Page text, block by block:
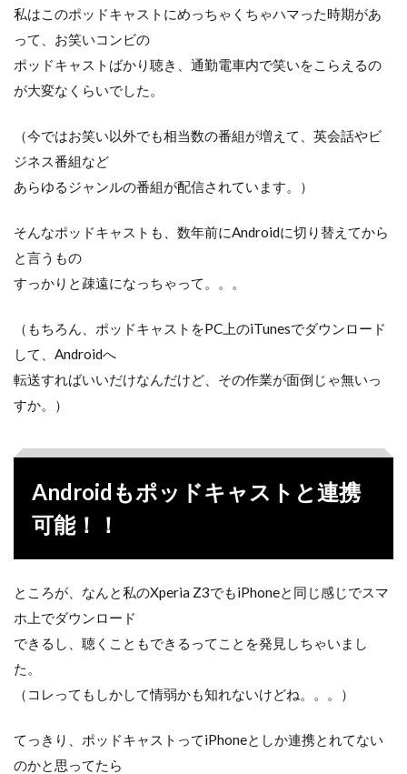
私はこのポッドキャストにめっちゃくちゃハマった時期があ
って、お笑いコンビの
ポッドキャストばかり聴き、通勤電車内で笑いをこらえるの
が大変なくらいでした。
（今ではお笑い以外でも相当数の番組が増えて、英会話やビ
ジネス番組など
あらゆるジャンルの番組が配信されています。）
そんなポッドキャストも、数年前にAndroidに切り替えてから
と言うもの
すっかりと疎遠になっちゃって。。。
（もちろん、ポッドキャストをPC上のiTunesでダウンロード
して、Androidへ
転送すればいいだけなんだけど、その作業が面倒じゃ無いっ
すか。）
Androidもポッドキャストと連携
可能！！
ところが、なんと私のXperia Z3でもiPhoneと同じ感じでスマ
ホ上でダウンロード
できるし、聴くこともできるってことを発見しちゃいまし
た。
（コレってもしかして情弱かも知れないけどね。。。）
てっきり、ポッドキャストってiPhoneとしか連携とれてない
のかと思ってたら